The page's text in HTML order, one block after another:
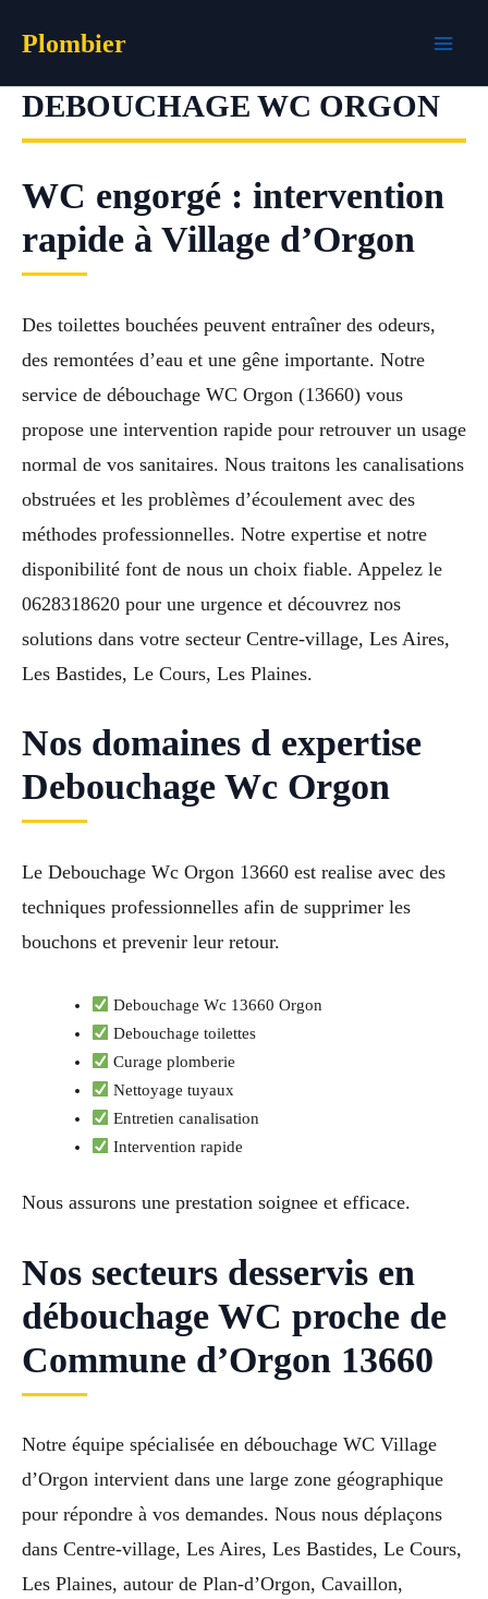
Plombier
DEBOUCHAGE WC ORGON
WC engorgé : intervention
rapide à Village d’Orgon
Des toilettes bouchées peuvent entraîner des odeurs,
des remontées d’eau et une gêne importante. Notre
service de débouchage WC Orgon (13660) vous
propose une intervention rapide pour retrouver un usage
normal de vos sanitaires. Nous traitons les canalisations
obstruées et les problèmes d’écoulement avec des
méthodes professionnelles. Notre expertise et notre
disponibilité font de nous un choix fiable. Appelez le
0628318620 pour une urgence et découvrez nos
solutions dans votre secteur Centre-village, Les Aires,
Les Bastides, Le Cours, Les Plaines.
Nos domaines d expertise
Debouchage Wc Orgon
Le Debouchage Wc Orgon 13660 est realise avec des
techniques professionnelles afin de supprimer les
bouchons et prevenir leur retour.
Debouchage Wc 13660 Orgon
Debouchage toilettes
Curage plomberie
Nettoyage tuyaux
Entretien canalisation
Intervention rapide
Nous assurons une prestation soignee et efficace.
Nos secteurs desservis en
débouchage WC proche de
Commune d’Orgon 13660
Notre équipe spécialisée en débouchage WC Village
d’Orgon intervient dans une large zone géographique
pour répondre à vos demandes. Nous nous déplaçons
dans Centre-village, Les Aires, Les Bastides, Le Cours,
Les Plaines, autour de Plan-d’Orgon, Cavaillon,